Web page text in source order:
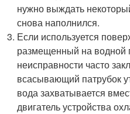
нужно выждать
снова наполнился.
Если используется
размещенный на водной
неисправности часто
всасывающий патрубок
вода захватывается
двигатель устройства